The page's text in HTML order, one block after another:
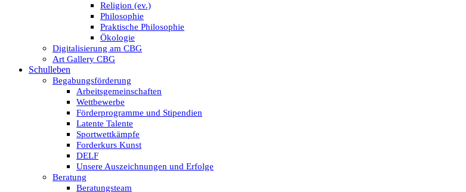
Religion (ev.)
Philosophie
Praktische Philosophie
Ökologie
Digitalisierung am CBG
Art Gallery CBG
Schulleben
Begabungsförderung
Arbeitsgemeinschaften
Wettbewerbe
Förderprogramme und Stipendien
Latente Talente
Sportwettkämpfe
Forderkurs Kunst
DELF
Unsere Auszeichnungen und Erfolge
Beratung
Beratungsteam